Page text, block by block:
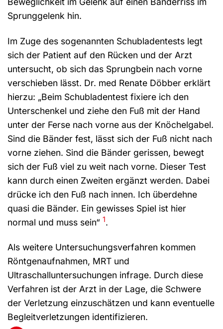
Sprunggelenk hin.
Im Zuge des sogenannten Schubladentests legt
sich der Patient auf den Rücken und der Arzt
untersucht, ob sich das Sprungbein nach vorne
verschieben lässt. Dr. med Renate Döbber erklärt
hierzu: „Beim Schubladentest fixiere ich den
Unterschenkel und ziehe den Fuß mit der Hand
unter der Ferse nach vorne aus der Knöchelgabel.
Sind die Bänder fest, lässt sich der Fuß nicht nach
vorne ziehen. Sind die Bänder gerissen, bewegt
sich der Fuß viel zu weit nach vorne. Dieser Test
kann durch einen Zweiten ergänzt werden. Dabei
drücke ich den Fuß nach innen. Ich überdehne
quasi die Bänder. Ein gewisses Spiel ist hier
normal und muss sein“ 1.
Als weitere Untersuchungsverfahren kommen
Röntgenaufnahmen, MRT und
Ultraschalluntersuchungen infrage. Durch diese
Verfahren ist der Arzt in der Lage, die Schwere
der Verletzung einzuschätzen und kann eventuelle
Begleitverletzungen identifizieren.